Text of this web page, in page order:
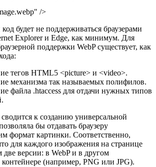
/>
будет не поддерживаться браузерами
Explorer и Edge, как минимум. Для
поддержки WebP существует, как
тегов HTML5 <picture> и <video>.
механизма так называемых полифилов.
файла .htaccess для отдачи нужных типов
к созданию универсальной
бы отдавать браузеру
формат картинки. Соответственно,
для каждого изображения на странице
версии: в WebP и в другом
(например, PNG или JPG).